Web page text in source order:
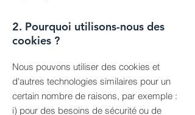
2. Pourquoi utilisons-nous des
cookies ?
Nous pouvons utiliser des cookies et
d'autres technologies similaires pour un
certain nombre de raisons, par exemple :
i) pour des besoins de sécurité ou de